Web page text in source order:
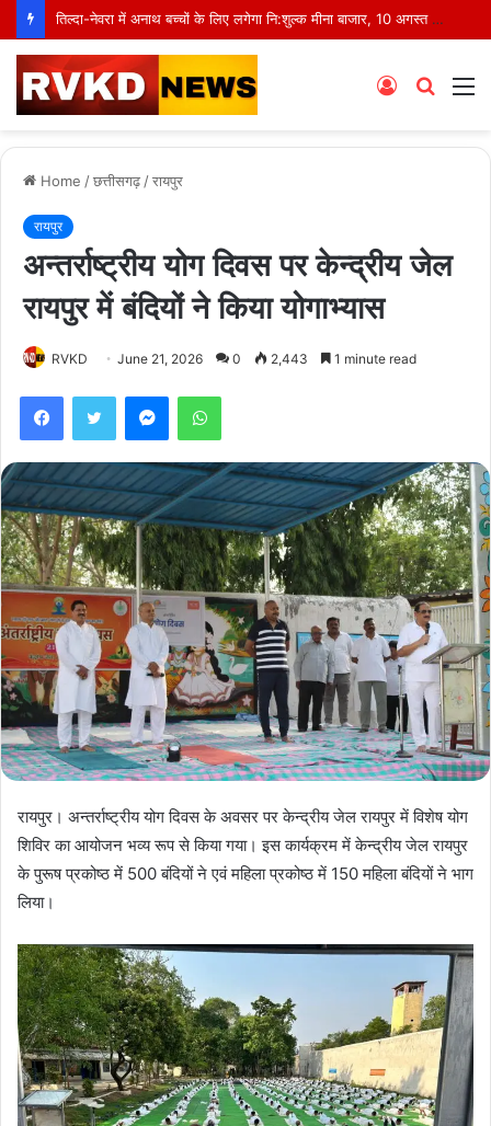
तिल्दा-नेवरा में अनाथ बच्चों के लिए लगेगा नि:शुल्क मीना बाजार, 10 अगस्त को मुस्कानों से सजेगी खास शाम
Search
Log
Home /छत्तीसगढ़/रायपुर
रायपुर
अन्तर्राष्ट्रीय योग दिवस पर केन्द्रीय जेल
रायपुर में बंदियों ने किया योगाभ्यास
RVKD June 21, 2026 0 2,443 1 minute read
FacebookTwitter MessengerWhatsApp
रायपुर। अन्तर्राष्ट्रीय योग दिवस के अवसर पर केन्द्रीय जेल रायपुर में विशेष योग
शिविर का आयोजन भव्य रूप से किया गया। इस कार्यक्रम में केन्द्रीय जेल रायपुर
के पुरूष प्रकोष्ठ में 500 बंदियों ने एवं महिला प्रकोष्ठ में 150 महिला बंदियों ने भाग
लिया।